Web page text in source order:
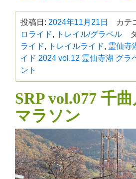
投稿日: 2024年11月21日 カテ
ロライド, トレイル/グラベル
ライド, トレイルライド, 霊仙寺
イド 2024 vol.12 霊仙寺湖 グラ
ント
SRP vol.077 千
マラソン